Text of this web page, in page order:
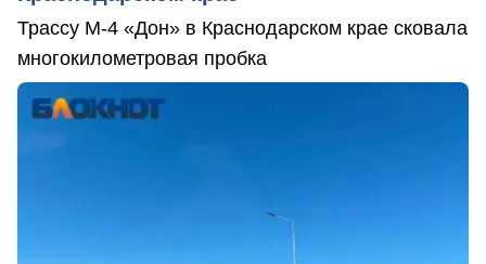
Трассу М-4 «Дон» в Краснодарском крае сковала
многокилометровая пробка